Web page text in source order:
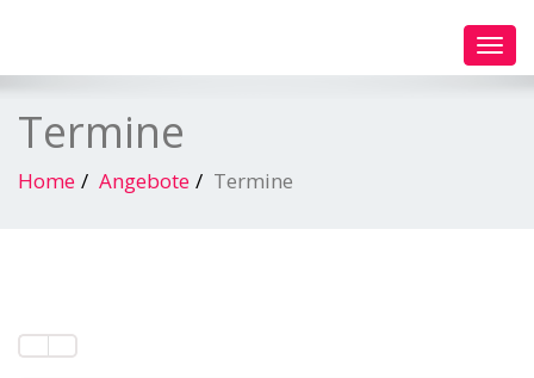
Termine
Home Angebote Termine